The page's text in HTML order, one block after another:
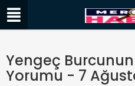
Yengeç
Yorumu - 7